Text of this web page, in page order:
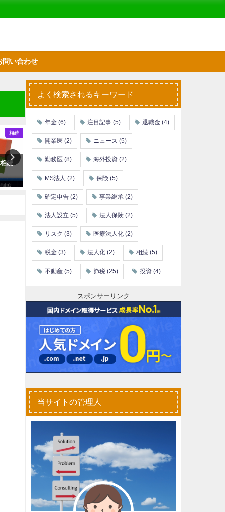
問い合わせ
相続
続
節税
マイクロ法人を設立してもうま
よく検索されるキーワード
年金(6) 注目記事(5) 退職金(4)
開業医 (2) ニュース (5)
勤務医 (8) 海外投資(2)
MS法人 (2) 保険(5)
確定申告(2) 事業継承 (2)
法人設立 (5) 法人保険(2)
リスク (3) 医療法人化(2)
税金(3) 法人化(2) 相続(5)
不動産(5) 節税 (25) 投資(4)
スポンサーリンク
当サイトの管理人